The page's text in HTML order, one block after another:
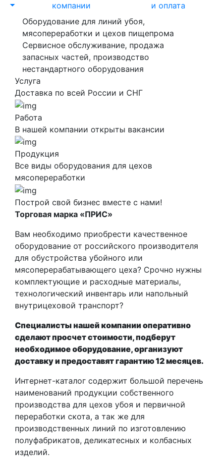
компании
и оплата
Оборудование для линий убоя,
мясопереработки и цехов пищепрома
Сервисное обслуживание, продажа
запасных частей, производство
нестандартного оборудования
Услуга
Доставка по всей России и СНГ
Работа
В нашей компании открыты вакансии
Продукция
Все виды оборудования для цехов
мясопереработки
Построй свой бизнес вместе с нами!
Торговая марка «ПРИС»
Вам необходимо приобрести качественное
оборудование от российского производителя
для обустройства убойного или
мясоперерабатывающего цеха? Срочно нужны
комплектующие и расходные материалы,
технологический инвентарь или напольный
внутрицеховой транспорт?
Специалисты нашей компании оперативно
сделают просчет стоимости, подберут
необходимое оборудование, организуют
доставку и предоставят гарантию 12 месяцев.
Интернет-каталог содержит большой перечень
наименований продукции собственного
производства для цехов убоя и первичной
переработки скота, а так же для
производственных линий по изготовлению
полуфабрикатов, деликатесных и колбасных
изделий.